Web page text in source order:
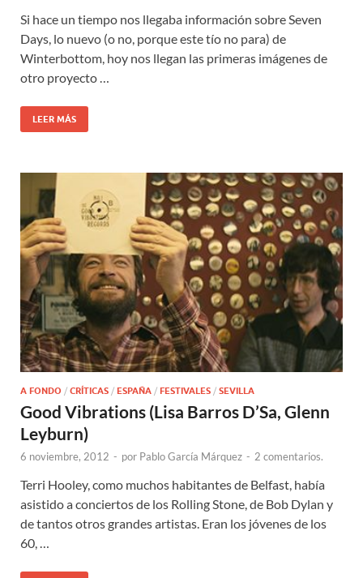
Si hace un tiempo nos llegaba información sobre Seven
Days, lo nuevo (o no, porque este tío no para) de
Winterbottom, hoy nos llegan las primeras imágenes de
otro proyecto …
LEER MÁS
A FONDO / CRÍTICAS / ESPAÑA / FESTIVALES / SEVILLA
Good Vibrations (Lisa Barros D’Sa, Glenn
Leyburn)
6 noviembre, 2012 - por Pablo García Márquez - 2 comentarios.
Terri Hooley, como muchos habitantes de Belfast, había
asistido a conciertos de los Rolling Stone, de Bob Dylan y
de tantos otros grandes artistas. Eran los jóvenes de los
60, …